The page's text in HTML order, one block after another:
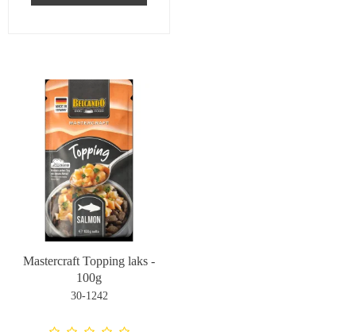
Mastercraft Topping laks -
100g
30-1242